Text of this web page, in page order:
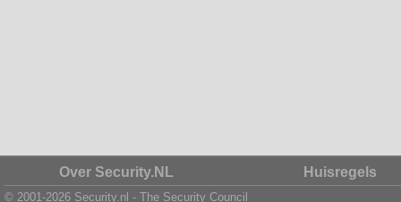
Over Security.NL Huisregels
© 2001-2026 Security.nl - The Security Council